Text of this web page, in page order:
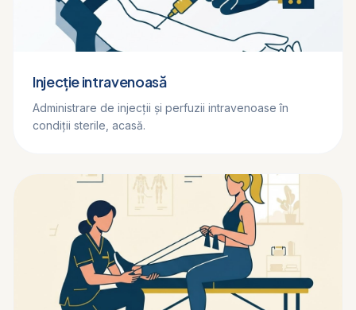
Injecție intravenoasă
Administrare de injecții și perfuzii intravenoase în
condiții sterile, acasă.